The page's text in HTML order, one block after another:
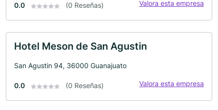
0.0 (0 Reseñas) Valora esta empresa
Hotel Meson de San Agustin
San Agustin 94, 36000 Guanajuato
0.0 (0 Reseñas) Valora esta empresa